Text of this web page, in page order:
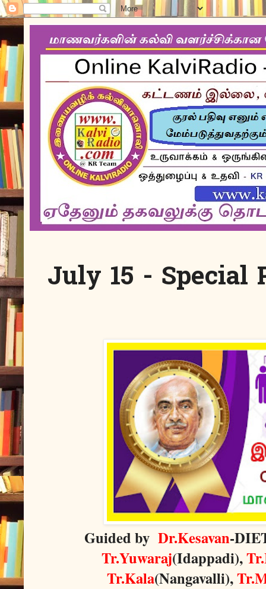
July 15 - Special
Guided by Dr.Kesavan-
Tr.Yuwaraj(Idappadi),
Tr.Kala(Nangavalli),